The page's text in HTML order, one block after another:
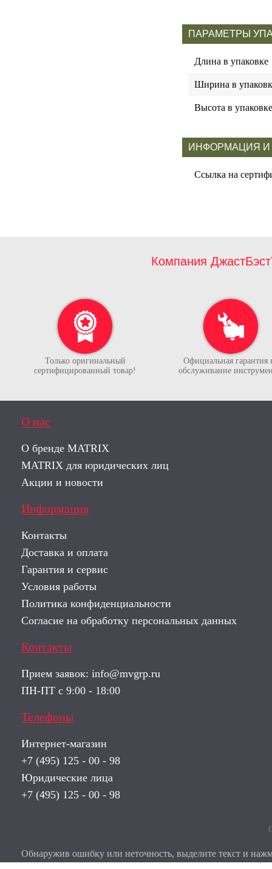
ПАРАМЕТРЫ
Длина в упаковке
Ширина в
Высота в упаковке
ИНФОРМАЦИЯ И
Ссылка на
Компания
Только оригинальный
сертифицированный товар!
Официальная гарантия
обслуживание
О нас
О бренде MATRIX
MATRIX для юридических лиц
Акции и новости
Информация
Контакты
Доставка и оплата
Гарантия и сервис
Условия работы
Политика конфиденциальности
Согласие на обработку персональных данных
Контакты
Прием заявок: info@mvgrp.ru
ПН-ПТ с 9:00 - 18:00
Телефоны
Интернет-магазин
+7 (495) 125 - 00 - 98
Юридические лица
+7 (495) 125 - 00 - 98
Обнаружив ошибку или неточность, выделите текст и